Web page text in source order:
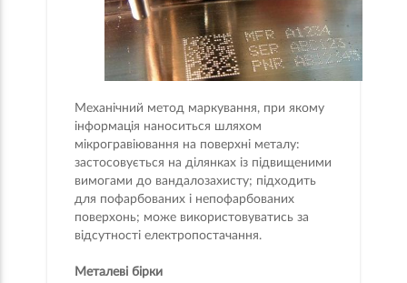
Механічний метод маркування, при якому
інформація наноситься шляхом
мікрогравіювання на поверхні металу:
застосовується на ділянках із підвищеними
вимогами до вандалозахисту; підходить
для пофарбованих і непофарбованих
поверхонь; може використовуватись за
відсутності електропостачання.
Металеві бірки